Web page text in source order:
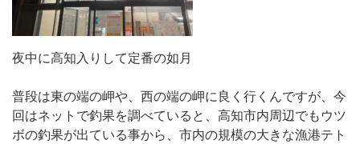
夜中に高知入りして定番の如月
普段は東の端の岬や、西の端の岬に良く行くんですが、今
回はネットで釣果を調べていると、高知市内周辺でもウツ
ボの釣果が出ている事から、市内の規模の大きな漁港テト